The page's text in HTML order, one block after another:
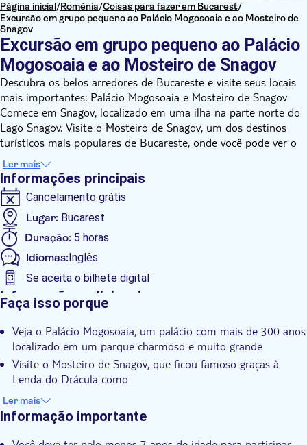
Página inicial/Roménia/Coisas para fazer em Bucarest/
Excursão em grupo pequeno ao Palácio Mogosoaia e ao Mosteiro de
Snagov
Excursão em grupo pequeno ao Palácio
Mogosoaia e ao Mosteiro de Snagov
Descubra os belos arredores de Bucareste e visite seus locais
mais importantes: Palácio Mogosoaia e Mosteiro de Snagov
Comece em Snagov, localizado em uma ilha na parte norte do
Lago Snagov. Visite o Mosteiro de Snagov, um dos destinos
turísticos mais populares de Bucareste, onde você pode ver o
túmulo do cruel voivod, conhecido como Drácula.
Em seguida, pare no Palácio Mogosoaia, um edifício
monumental com arquitetura única chamada estilo
Brancovenesc, que é um estilo arquitetônico renascentista
romeno que consiste em uma mistura de elementos
venezianos e otomanos.
O Palácio foi construído pelo governante Constantin
Brancoveanu em 1702 para seu filho mais velho. Depois de
mais de 200 anos, foi reformado a partir de 1912 por Martha
Bibescu tornando-se um ponto de encontro dos membros da
alta sociedade. No final da Segunda Guerra Mundial, depois de
Atualmente, o palácio abriga o Museu de Arte Brancoveanu e é
uma importante atração turística.
Ler mais
Informações principais
Cancelamento grátis
Lugar: Bucarest
Duração: 5 horas
Idiomas:Inglês
Se aceita o bilhete digital
Informações adicionais
Confirmação instantânea
Tour guiado
Grupo pequeno
Pick up no hotel
Transporte incluído
Faça isso porque
Veja o Palácio Mogosoaia, um palácio com mais de 300 anos
localizado em um parque charmoso e muito grande
Visite o Mosteiro de Snagov, que ficou famoso graças à
Lenda do Drácula como
Participe de uma excursão para pequenos grupos para uma
experiência mais pessoal e íntima
Ler mais
Informação importante